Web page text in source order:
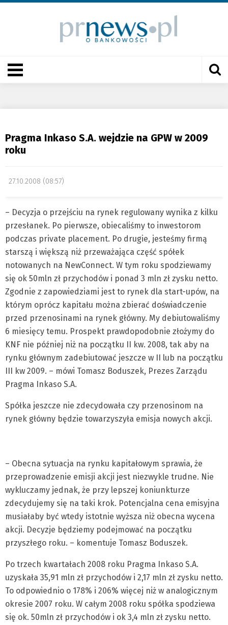
Pragma Inkaso S.A. wejdzie na GPW w 2009
roku
27.10.2008 (08:57)
– Decyzja o przejściu na rynek regulowany wynika z kilku
przesłanek. Po pierwsze, obiecaliśmy to inwestorom
podczas private placement. Po drugie, jesteśmy firmą
starszą i większą niż przeważająca część spółek
notowanych na NewConnect. W tym roku spodziewamy
się ok 50mln zł przychodów i ponad 3 mln zł zysku netto.
Zgodnie z zapowiedziami jest to rynek dla start-upów, na
którym oprócz kapitału można zbierać doświadczenie
przed przenosinami na rynek główny. My debiutowaliśmy
6 miesięcy temu. Prospekt prawdopodobnie złożymy do
KNF nie później niż na początku II kw. 2008, tak aby na
rynku głównym zadebiutować jeszcze w II lub na początku
III kw 2009. – mówi Tomasz Boduszek, Prezes Zarządu
Pragma Inkaso S.A.
Spółka jeszcze nie zdecydowała czy przenosinom na
rynek główny będzie towarzyszyła emisja nowych akcji.
– Obecna sytuacja na rynku kapitałowym sprawia, że
przeprowadzenie emisji akcji jest niezwykle trudne. Nie
wykluczamy jednak, że przy lepszej koniunkturze
zdecydujemy się na taki krok. Potencjalna cena emisyjna
musiałaby być wtedy istotnie wyższa niż obecna wycena
akcji. Decyzje będziemy podejmować na początku
przyszłego roku. – komentuje Tomasz Boduszek.
Po trzech kwartałach 2008 roku Pragma Inkaso S.A.
uzyskała 35,91 mln zł przychodów i 2,17 mln zł zysku netto.
To odpowiednio o 178% i 206% więcej niż w analogicznym
okresie 2007 roku. W całym 2008 roku spółka spodziewa
się ok. 50mln zł przychodów i ok 3,4 mln zł zysku netto.